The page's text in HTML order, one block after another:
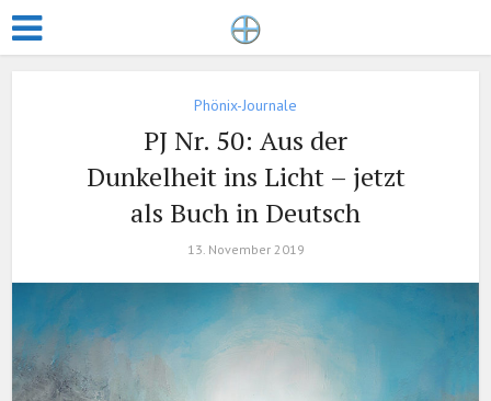
Phönix-Journale
PJ Nr. 50: Aus der
Dunkelheit ins Licht – jetzt
als Buch in Deutsch
13. November 2019